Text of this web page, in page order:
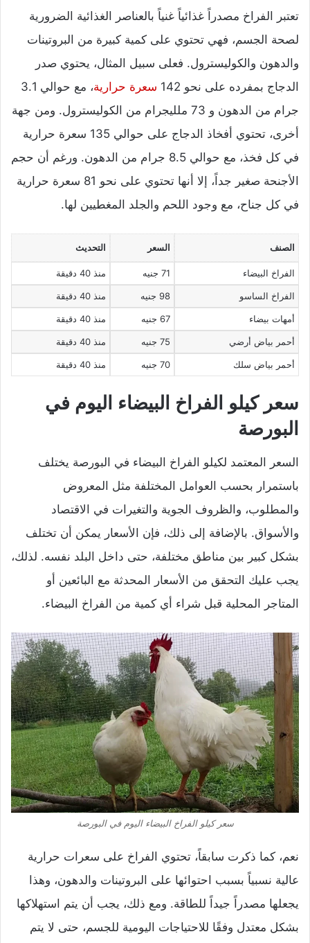
تعتبر الفراخ مصدراً غذائياً غنياً بالعناصر الغذائية الضرورية
لصحة الجسم، فهي تحتوي على كمية كبيرة من البروتينات
والدهون والكوليسترول. فعلى سبيل المثال، يحتوي صدر
الدجاج بمفرده على نحو 142
سعرة حرارية
، مع حوالي 3.1
جرام من الدهون و 73 ملليجرام من الكوليسترول. ومن جهة
أخرى، تحتوي أفخاذ الدجاج على حوالي 135 سعرة حرارية
في كل فخذ، مع حوالي 8.5 جرام من الدهون. ورغم أن حجم
الأجنحة صغير جداً، إلا أنها تحتوي على نحو 81 سعرة حرارية
في كل جناح، مع وجود اللحم والجلد المغطيين لها.
الصنف السعر التحديث
الفراخ البيضاء 71 جنيه منذ 40 دقيقة
الفراخ الساسو 98 جنيه منذ 40 دقيقة
أمهات بيضاء 67 جنيه منذ 40 دقيقة
أحمر بياض أرضي 75 جنيه منذ 40 دقيقة
أحمر بياض سلك 70 جنيه منذ 40 دقيقة
سعر كيلو الفراخ البيضاء اليوم في
البورصة
السعر المعتمد لكيلو الفراخ البيضاء في البورصة يختلف
باستمرار بحسب العوامل المختلفة مثل المعروض
والمطلوب، والظروف الجوية والتغيرات في الاقتصاد
والأسواق. بالإضافة إلى ذلك، فإن الأسعار يمكن أن تختلف
بشكل كبير بين مناطق مختلفة، حتى داخل البلد نفسه. لذلك،
يجب عليك التحقق من الأسعار المحدثة مع البائعين أو
المتاجر المحلية قبل شراء أي كمية من الفراخ البيضاء.
سعر كيلو الفراخ البيضاء اليوم في البورصة
نعم، كما ذكرت سابقاً، تحتوي الفراخ على سعرات حرارية
عالية نسبياً بسبب احتوائها على البروتينات والدهون، وهذا
يجعلها مصدراً جيداً للطاقة. ومع ذلك، يجب أن يتم استهلاكها
بشكل معتدل وفقًا للاحتياجات اليومية للجسم، حتى لا يتم